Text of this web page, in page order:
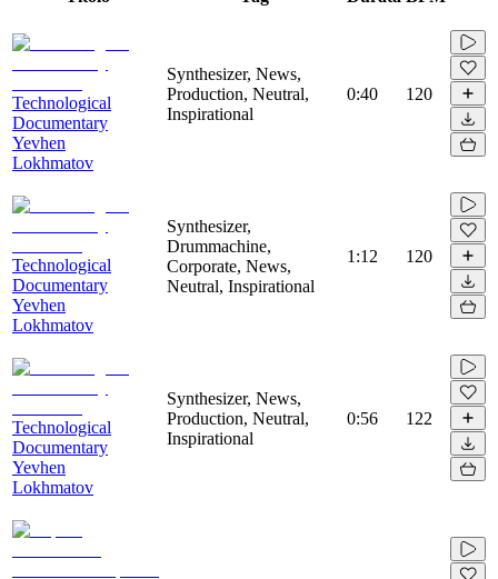
Technological
Documentary
Yevhen
Lokhmatov
Synthesizer, News,
Production, Neutral,
Inspirational
0:40 120
Technological
Documentary
Yevhen
Lokhmatov
Synthesizer,
Drummachine,
Corporate, News,
Neutral, Inspirational
1:12 120
Technological
Documentary
Yevhen
Lokhmatov
Synthesizer, News,
Production, Neutral,
Inspirational
0:56 122